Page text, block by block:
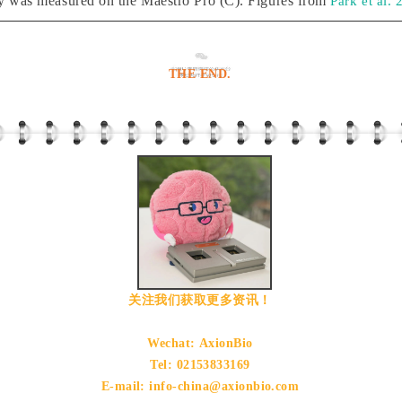
THE END.
关注我们获取更多资讯！
Wechat: AxionBio
Tel: 02153833169
E-mail: info-china@axionbio.com